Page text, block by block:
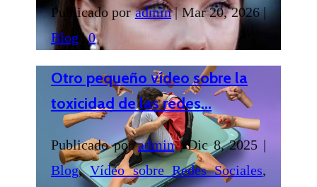
Publicado poradmin|Mar 20, 2026|
Blog |0
Otro pequeño vídeo sobre la
toxicidad de las redes...
Publicado poradmin|Dic 8, 2025 |
Blog,Vídeo sobre Redes Sociales,